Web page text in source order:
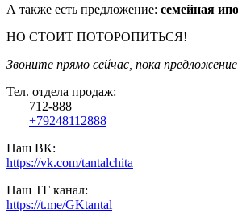
А также есть предложение: семейная
НО СТОИТ ПОТОРОПИТЬСЯ!
Звоните прямо сейчас, пока
Тел. отдела продаж:
712-888
+79248112888
Наш ВК:
https://vk.com/tantalchita
Наш ТГ канал:
https://t.me/GKtantal